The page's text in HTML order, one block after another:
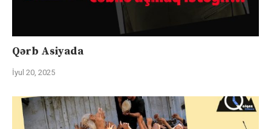
Qərb Asiyada
İyul 20, 2025